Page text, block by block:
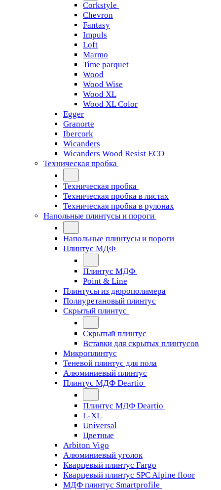
Corkstyle
Chevron
Fantasy
Impuls
Loft
Marmo
Time parquet
Wood
Wood Wise
Wood XL
Wood XL Color
Egger
Granorte
Ibercork
Wicanders
Wicanders Wood Resist ECO
Техническая пробка
Техническая пробка
Техническая пробка в листах
Техническая пробка в рулонах
Напольные плинтусы и пороги
Напольные плинтусы и пороги
Плинтус МДФ
Плинтус МДФ
Point & Line
Плинтусы из дюрополимера
Полиуретановый плинтус
Скрытый плинтус
Скрытый плинтус
Вставки для скрытых плинтусов
Микроплинтус
Теневой плинтус для пола
Алюминиевый плинтус
Плинтус МДФ Deartio
Плинтус МДФ Deartio
L-XL
Universal
Цветные
Arbiton Vigo
Алюминиевый уголок
Кварцевый плинтус Fargo
Кварцевый плинтус SPC Alpine floor
МДФ плинтус Smartprofile